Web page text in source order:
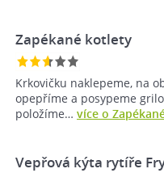
Zapékané kotlety
Krkovičku naklepeme, na
opepříme a posypeme
položíme… více o
Vepřová kýta rytíře